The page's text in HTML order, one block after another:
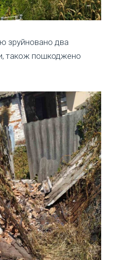
зруйновано два
також пошкоджено